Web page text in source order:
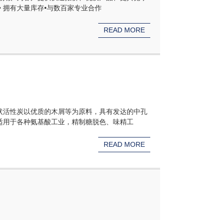
有大量库存•与数百家专业合作
READ MORE
性炭以优质的木屑等为原料，具有发达的中孔
于各种氨基酸工业，精制糖脱色、味精工
READ MORE